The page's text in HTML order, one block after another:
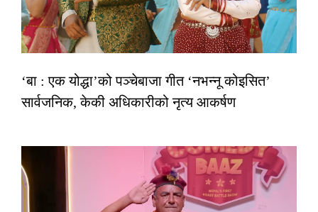
‘बा : एक योद्धा’को पञ्चेबाजा गीत ‘नभन्नू कोइसित’
सार्वजनिक, केकी अधिकारीको नृत्य आकर्षण